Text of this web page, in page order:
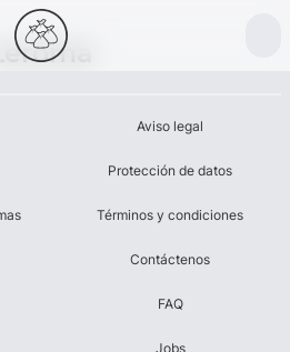
Leroma
Aviso legal
Protección de datos
Términos y condiciones
Contáctenos
FAQ
Jobs